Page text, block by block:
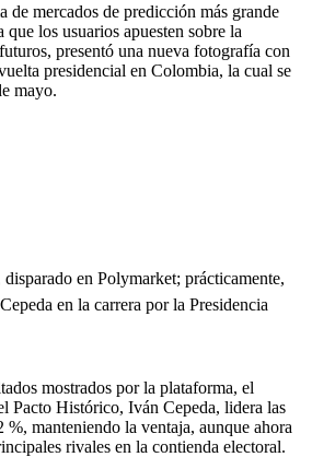
de mercados de predicción más grande
los usuarios apuesten sobre la
presentó una nueva fotografía con
presidencial en Colombia, la cual se
mayo.
en Polymarket; prácticamente,
en la carrera por la Presidencia
mostrados por la plataforma, el
Pacto Histórico, Iván Cepeda, lidera las
manteniendo la ventaja, aunque ahora
rivales en la contienda electoral.